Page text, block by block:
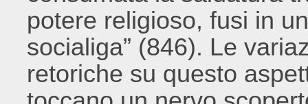
potere religioso, fusi in
socialiga” (846). Le
retoriche su questo